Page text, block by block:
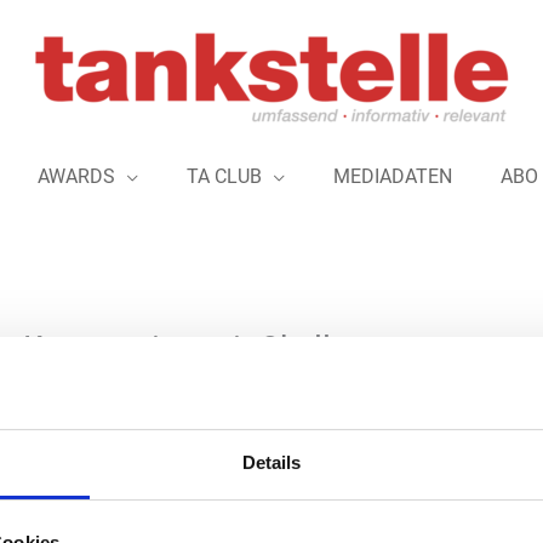
Details
AWARDS TA CLUB MEDIADATEN ABO
Kooperation mit Shell
erstmals eine vegane Schnitzelalternative ins Sortiment der
Basis an. Ab sofort gibt es in vielen deutschen Shell-